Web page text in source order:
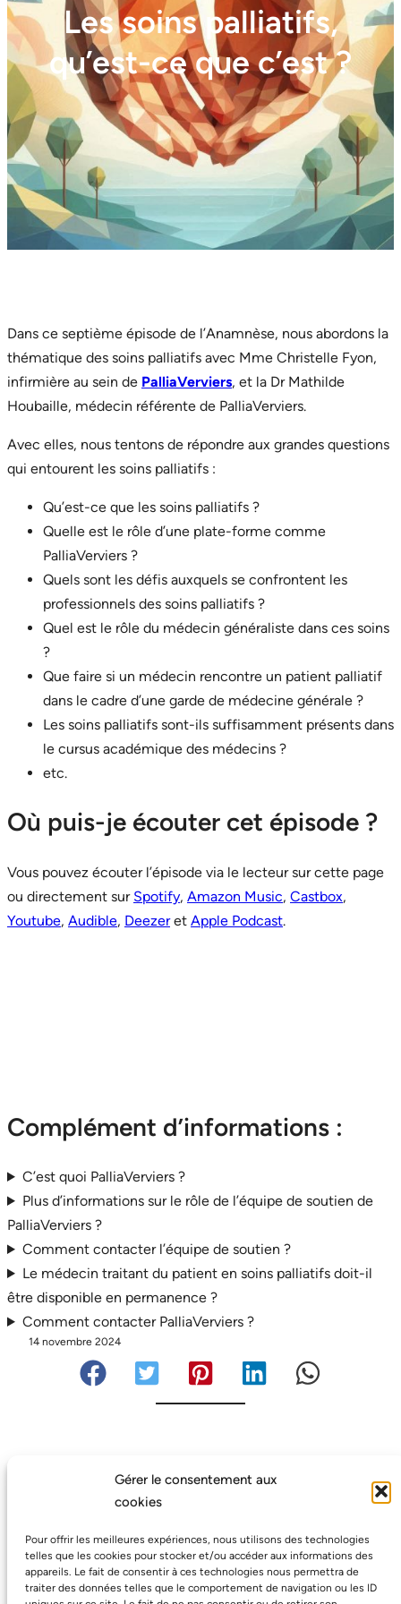
Gérer le consentement aux
cookies
Pour offrir les meilleures expériences, nous utilisons des technologies
telles que les cookies pour stocker et/ou accéder aux informations des
appareils. Le fait de consentir à ces technologies nous permettra de
traiter des données telles que le comportement de navigation ou les ID
Les soins palliatifs,
qu’est-ce que c’est ?
Dans ce septième épisode de l’Anamnèse, nous abordons la
thématique des soins palliatifs avec Mme Christelle Fyon,
infirmière au sein de PalliaVerviers, et la Dr Mathilde
Houbaille, médecin référente de PalliaVerviers.
Avec elles, nous tentons de répondre aux grandes questions
qui entourent les soins palliatifs :
Qu’est-ce que les soins palliatifs ?
Quelle est le rôle d’une plate-forme comme
PalliaVerviers ?
Quels sont les défis auxquels se confrontent les
professionnels des soins palliatifs ?
Quel est le rôle du médecin généraliste dans ces soins
?
Que faire si un médecin rencontre un patient palliatif
dans le cadre d’une garde de médecine générale ?
Les soins palliatifs sont-ils suffisamment présents dans
le cursus académique des médecins ?
etc.
Où puis-je écouter cet épisode ?
Vous pouvez écouter l’épisode via le lecteur sur cette page
ou directement sur Spotify, Amazon Music, Castbox,
Youtube, Audible, Deezeret Apple Podcast.
Complément d’informations :
C’est quoi PalliaVerviers ?
Plus d’informations sur le rôle de l’équipe de soutien de
PalliaVerviers ?
Comment contacter l’équipe de soutien ?
Le médecin traitant du patient en soins palliatifs doit-il
être disponible en permanence ?
Comment contacter PalliaVerviers ?
14 novembre 2024
Avec le soutien de la Région